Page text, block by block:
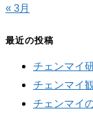
« 3月
最近の投稿
チェンマイ
チェンマイ
チェンマイ